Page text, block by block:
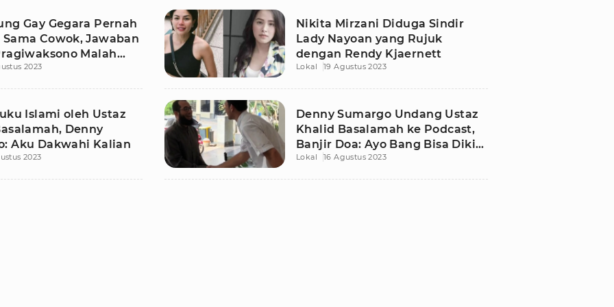
Gay Gegara Pernah
Sama Cowok, Jawaban
Malah
2023
Nikita Mirzani Diduga Sindir
Lady Nayoan yang Rujuk
dengan Rendy Kjaernett
Lokal 19 Agustus 2023
Islami oleh Ustaz
Denny
Aku Dakwahi Kalian
2023
Denny Sumargo Undang Ustaz
Khalid Basalamah ke Podcast,
Banjir Doa: Ayo Bang Bisa Dikit
Lagi
Lokal 16 Agustus 2023